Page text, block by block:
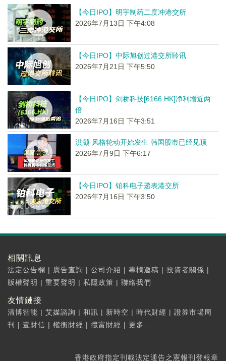
【今日IPO】明宇制药二度冲港交所
2026年7月13日 下午4:08
【今日IPO】中际旭创过港交所聆讯
2026年7月21日 下午5:50
【今日IPO】剑桥科技[6166.HK]净利增近两
倍
2026年7月16日 下午3:51
洪灏-风格轮动开始发生 韩国股市已经见顶
2026年7月9日 下午6:17
【今日IPO】铂科电子递表港交所
2026年7月16日 下午3:50
相關訊息
法定公告欄 | 廣告查詢 | 公司介紹 | 專欄邀稿 | 投資者關係 |
版權聲明 | 重要聲明 | 私隱政策 | 聯絡我們
友情鏈接
清博智能 | 艾媒諮詢 | 和訊 | 新時空 | 時代財經 | 證券市場周
刊
| 壹財信 | 權衡財經 | 攬富財經 | 更多...
香港政府指定刊載法定通告之憲報刊登報章